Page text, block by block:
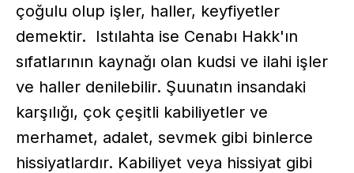
çoğulu olup işler, haller, keyfiyetler
demektir. Istılahta ise Cenabı Hakk'ın
sıfatlarının kaynağı olan kudsi ve ilahi işler
ve haller denilebilir. Şuunatın insandaki
karşılığı, çok çeşitli kabiliyetler ve
merhamet, adalet, sevmek gibi binlerce
hissiyatlardır. Kabiliyet veya hissiyat gibi